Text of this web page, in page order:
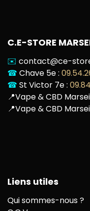
C.E-STORE
✉️ contact@ce-
☎ Chave 5e :
☎ St Victor 7e :
📍Vape & CBD
📍Vape & CBD
Liens utiles
Qui sommes-nous ?